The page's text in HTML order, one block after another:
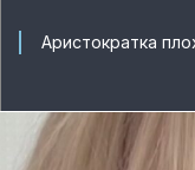
Аристократка